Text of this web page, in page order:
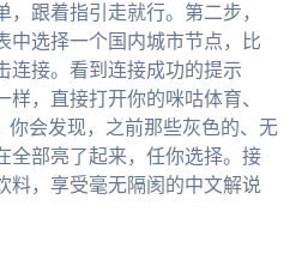
跟着指引走就行。第二步，
中选择一个国内城市节点，比
连接。看到连接成功的提示
，直接打开你的咪咕体育、
你会发现，之前那些灰色的、无
全部亮了起来，任你选择。接
料，享受毫无隔阂的中文解说